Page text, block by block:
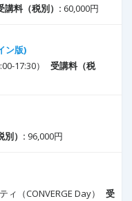
講料（税別）: 60,000円
ン版)
17:30）
受講料（税
別）: 96,000円
ィ（CONVERGE Day）
受